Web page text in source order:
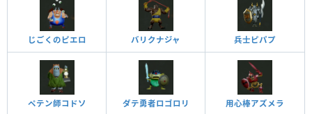
じごくのピエロ バリクナジャ 兵士ピパプ
ペテン師コドソ ダテ勇者ロゴロリ 用心棒アズメラ